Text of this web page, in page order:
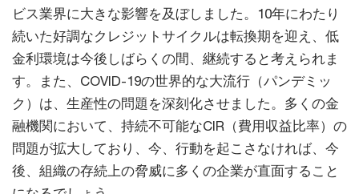
ビス業界に大きな影響を及ぼしました。10年にわたり
続いた好調なクレジットサイクルは転換期を迎え、低
金利環境は今後しばらくの間、継続すると考えられま
す。また、COVID-19の世界的な大流行（パンデミッ
ク）は、生産性の問題を深刻化させました。多くの金
融機関において、持続不可能なCIR（費用収益比率）の
問題が拡大しており、今、行動を起こさなければ、今
後、組織の存続上の脅威に多くの企業が直面すること